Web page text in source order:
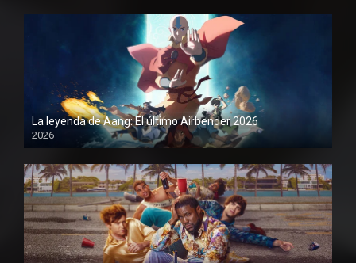
La leyenda de Aang: El último Airbender 2026
2026
1080P